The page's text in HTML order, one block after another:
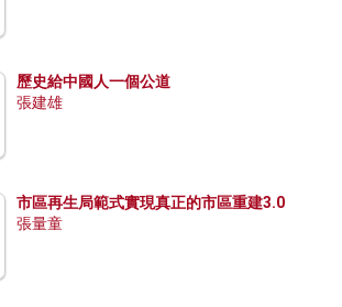
歷史給中國人一個公道
張建雄
市區再生局範式實現真正的市區重建3.0
張量童